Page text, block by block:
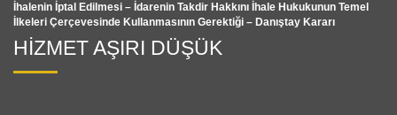
İhalenin İptal Edilmesi – İdarenin Takdir Hakkını İhale Hukukunun Temel
İlkeleri Çerçevesinde Kullanmasının Gerektiği – Danıştay Kararı
HİZMET AŞIRI DÜŞÜK